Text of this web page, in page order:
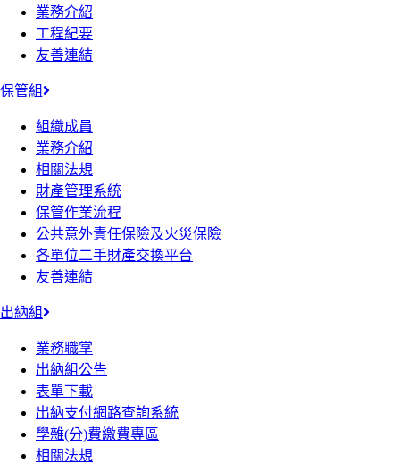
業務介紹
工程紀要
友善連結
保管組
組織成員
業務介紹
相關法規
財產管理系統
保管作業流程
公共意外責任保險及火災保險
各單位二手財產交換平台
友善連結
出納組
業務職掌
出納組公告
表單下載
出納支付網路查詢系統
學雜(分)費繳費專區
相關法規